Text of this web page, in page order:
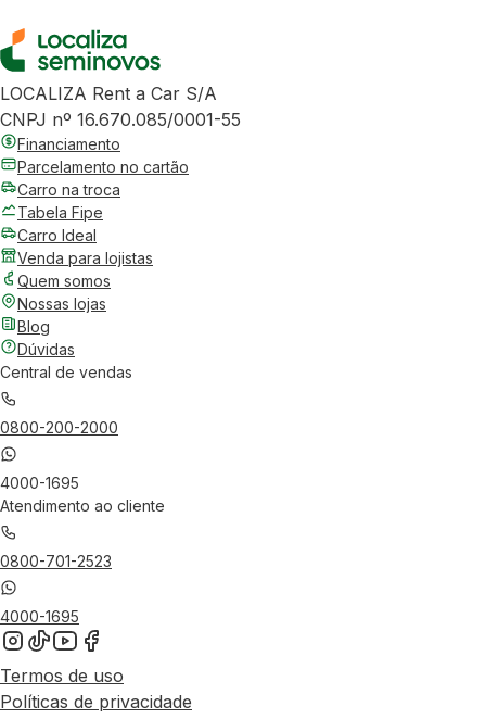
LOCALIZA Rent a Car S/A
CNPJ nº 16.670.085/0001-55
Financiamento
Parcelamento no cartão
Carro na troca
Tabela Fipe
Carro Ideal
Venda para lojistas
Quem somos
Nossas lojas
Blog
Dúvidas
Central de vendas
0800-200-2000
4000-1695
Atendimento ao cliente
0800-701-2523
4000-1695
Termos de uso
Políticas de privacidade